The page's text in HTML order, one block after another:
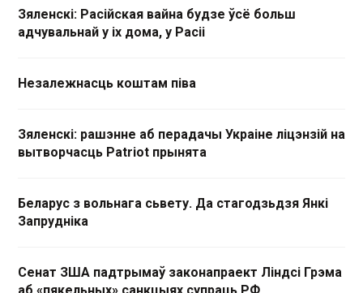
Зяленскі: Расійская вайна будзе ўсё больш
адчувальнай у іх дома, у Расіі
Незалежнасць коштам піва
Зяленскі: рашэнне аб перадачы Украіне ліцэнзій на
вытворчасць Patriot прынята
Беларус з вольнага сьвету. Да стагодзьдзя Янкі
Запрудніка
Сенат ЗША падтрымаў законапраект Ліндсі Грэма